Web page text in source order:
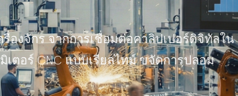
องจักร จากการเชื่อมต่อคาลิปเปอร์ดิจิทัลใน
เตอร์ CNC แบบเรียลไทม์ ขจัดการปลอม